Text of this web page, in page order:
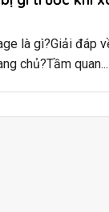
là gì?Giải đáp
chủ?Tầm quan...